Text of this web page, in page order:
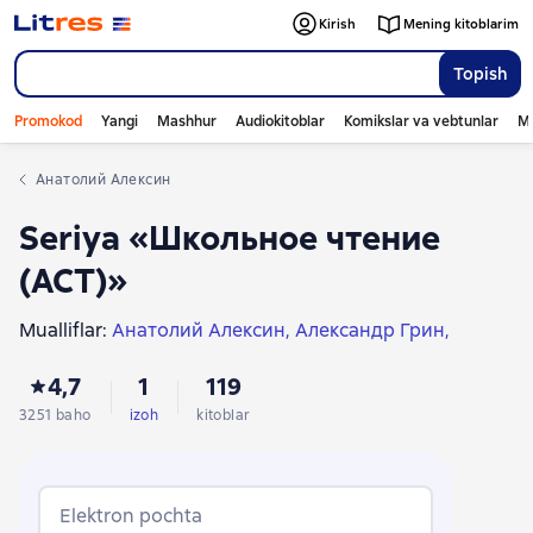
Topish
Kirish Mening kitoblarim
Promokod Yangi Mashhur Audiokitoblar Komikslar va vebtunlar
Анатолий Алексин
Seriya «Школьное чтение
(АСТ)»
Mualliflar: Анатолий Алексин Александр Грин
Алексей Константинович Толстой
Михаил Салтыков-Щедрин
Осип Мандельштам
4,7
3251 baho
1
izoh
119
kitoblar
Elektron pochta